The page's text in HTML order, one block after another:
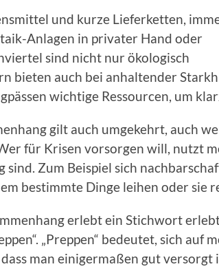
und kurze Lieferketten,
Anlagen in privater Hand oder
sind nicht nur ökologisch
bieten auch bei anhaltender
wichtige Ressourcen, um
gilt auch umgekehrt, auch
für Krisen vorsorgen will, nutzt
sind. Zum Beispiel sich
bestimmte Dinge leihen oder sie
erlebt ein Stichwort
„Preppen“ bedeutet, sich auf
man einigermaßen gut versorgt